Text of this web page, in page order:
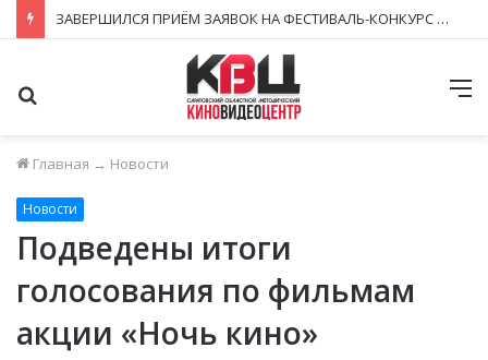
ЗАВЕРШИЛСЯ ПРИЁМ ЗАЯВОК НА ФЕСТИВАЛЬ-КОНКУРС «КИНОВЕРТИКАЛЬ 2026»
Главная → Новости
Новости
Подведены итоги
голосования по фильмам
акции «Ночь кино»